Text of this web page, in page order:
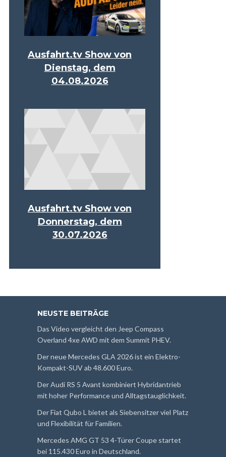
Ausfahrt.tv Show von
Dienstag, dem
04.08.2026
Ausfahrt.tv Show von
Donnerstag, dem
30.07.2026
NEUSTE BEITRÄGE
Das Video vergleicht den Jeep Compass
Overland 4xe AWD mit dem Summit PHEV.
Der neue Mercedes GLA 2026 ist ein Elektro-
Kompakt-SUV ab 48.600 Euro.
Der Audi RS 5 Avant kombiniert Hybridantrieb
mit hoher Performance und Alltagstauglichkeit.
Der Fiat Qubo L bietet als Siebensitzer viel Platz
und Flexibilität für Familien.
Mercedes AMG GT 53 4-Türer Coupe startet
bei 115.430 Euro in Deutschland.